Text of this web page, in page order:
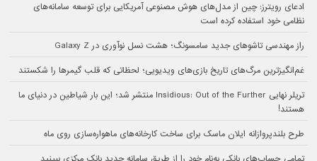
ادعای رویترز: چین از مدل‌های هوش مصنوعی آمریکایی برای توسعه سامانه‌های
نظامی خود استفاده کرده است
راز مهندسی تاشوهای جدید سامسونگ؛ هشت نسل نوآوری در Galaxy Z
غم‌انگیزترین مرگ‌های تاریخ بازی‌های ویدیویی؛ لحظاتی که قلب گیمرها را شکستند
تریلر نهایی Insidious: Out of the Further منتشر شد؛ این بار شیاطین در دنیای ما
هستند!
طرح بلندپروازانه ایلان ماسک برای ساخت کارخانه‌های ماهواره‌سازی روی ماه